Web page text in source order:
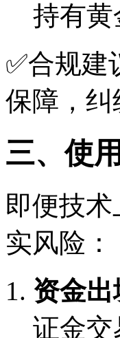
持有
✅合规
保障，纠
三、使
即便技
实风险：
资金
证金